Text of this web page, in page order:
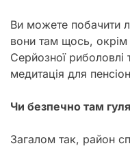
Ви можете побачити
вони там щось, окрім
Серйозної
медитація для
Чи безпечно там
Загалом так, район